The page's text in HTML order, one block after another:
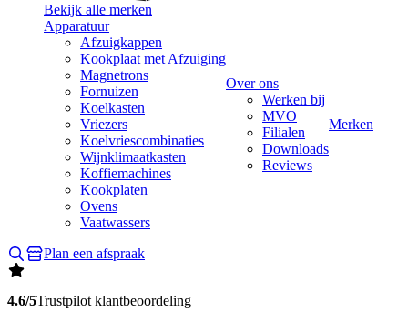
Bekijk alle merken
Apparatuur
Afzuigkappen
Kookplaat met Afzuiging
Magnetrons
Fornuizen
Koelkasten
Vriezers
Koelvriescombinaties
Wijnklimaatkasten
Koffiemachines
Kookplaten
Ovens
Vaatwassers
Over ons
Werken bij
MVO
Filialen
Downloads
Reviews
Merken
Plan een afspraak
4.6/5Trustpilot klantbeoordeling